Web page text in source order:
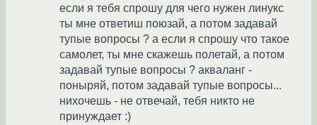
если я тебя спрошу для чего нужен линукс
ты мне ответиш поюзай, а потом задавай
тупые вопросы ? а если я спрошу что такое
самолет, ты мне скажешь полетай, а потом
задавай тупые вопросы ? акваланг -
поныряй, потом задавай тупые вопросы...
нихочешь - не отвечай, тебя никто не
принуждает :)